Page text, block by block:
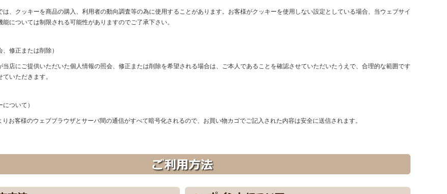
は、クッキーを商品の購入、利用者の動向調査等の為に使用することがあります。お客様がクッキーを使用しない設定としている場合、当ウェブサイ
能については制限される可能性がありますのでご了承下さい。
、修正または削除）
当店にご提供いただいた個人情報の照会、修正または削除を希望される場合は、ご本人であることを確認させていただいたうえで、合理的な範囲です
いただきます。
について）
お客様のウェブブラウザとサーバ間の通信がすべて暗号化されるので、お買い物カゴでご記入された内容は安全に送信されます。